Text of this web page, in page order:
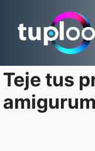
para
Teje tus